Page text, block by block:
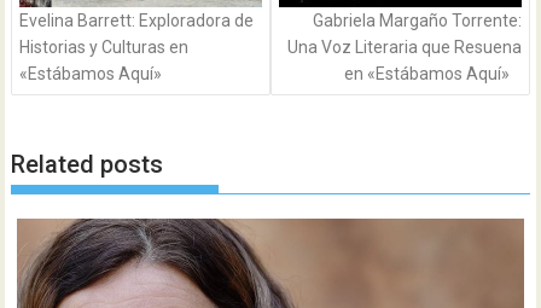
Evelina Barrett: Exploradora de
Historias y Culturas en
«Estábamos Aquí»
Gabriela Margaño Torrente:
Una Voz Literaria que Resuena
en «Estábamos Aquí»
Related posts